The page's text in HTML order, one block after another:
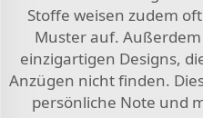
Stoffe weisen zudem
Muster auf.
einzigartigen Designs,
Anzügen nicht finden.
persönliche Note und